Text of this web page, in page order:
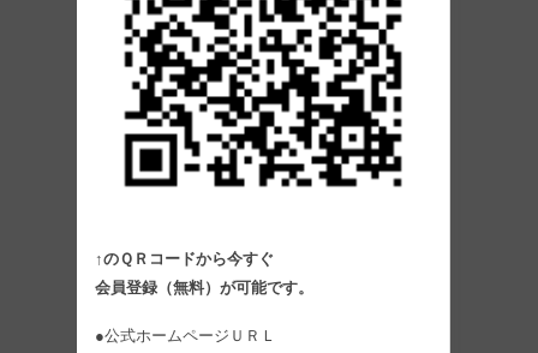
↑のＱＲコードから今すぐ
会員登録（無料）が可能です。
●公式ホームページＵＲＬ